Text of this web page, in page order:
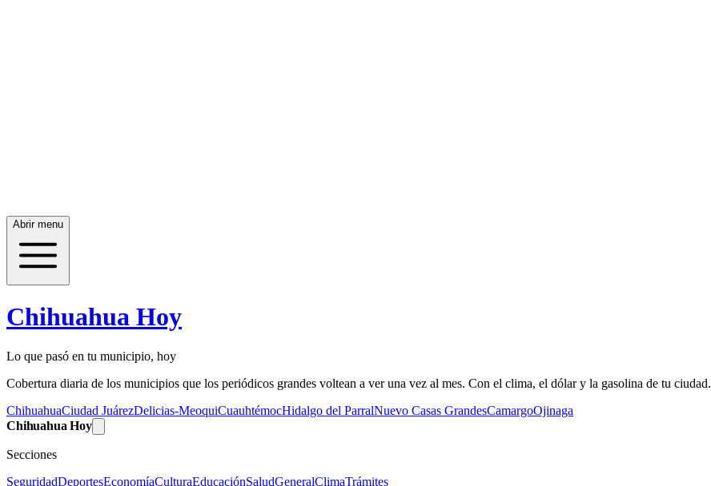
Abrir menu
Chihuahua Hoy
Lo que pasó en tu municipio, hoy
Cobertura diaria de los municipios que los periódicos grandes voltean a ver una vez al mes. Con el clima, el dólar y la gasolina de tu ciudad.
ChihuahuaCiudad JuárezDelicias-MeoquiCuauhtémocHidalgo del ParralNuevo Casas GrandesCamargoOjinaga
Chihuahua Hoy
Secciones
SeguridadDeportesEconomíaCulturaEducaciónSaludGeneralClimaTrámites